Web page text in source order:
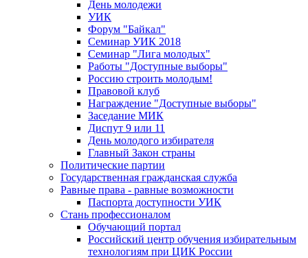
День молодежи
УИК
Форум "Байкал"
Семинар УИК 2018
Семинар "Лига молодых"
Работы "Доступные выборы"
Россию строить молодым!
Правовой клуб
Награждение "Доступные выборы"
Заседание МИК
Диспут 9 или 11
День молодого избирателя
Главный Закон страны
Политические партии
Государственная гражданская служба
Равные права - равные возможности
Паспорта доступности УИК
Стань профессионалом
Обучающий портал
Российский центр обучения избирательным
технологиям при ЦИК России